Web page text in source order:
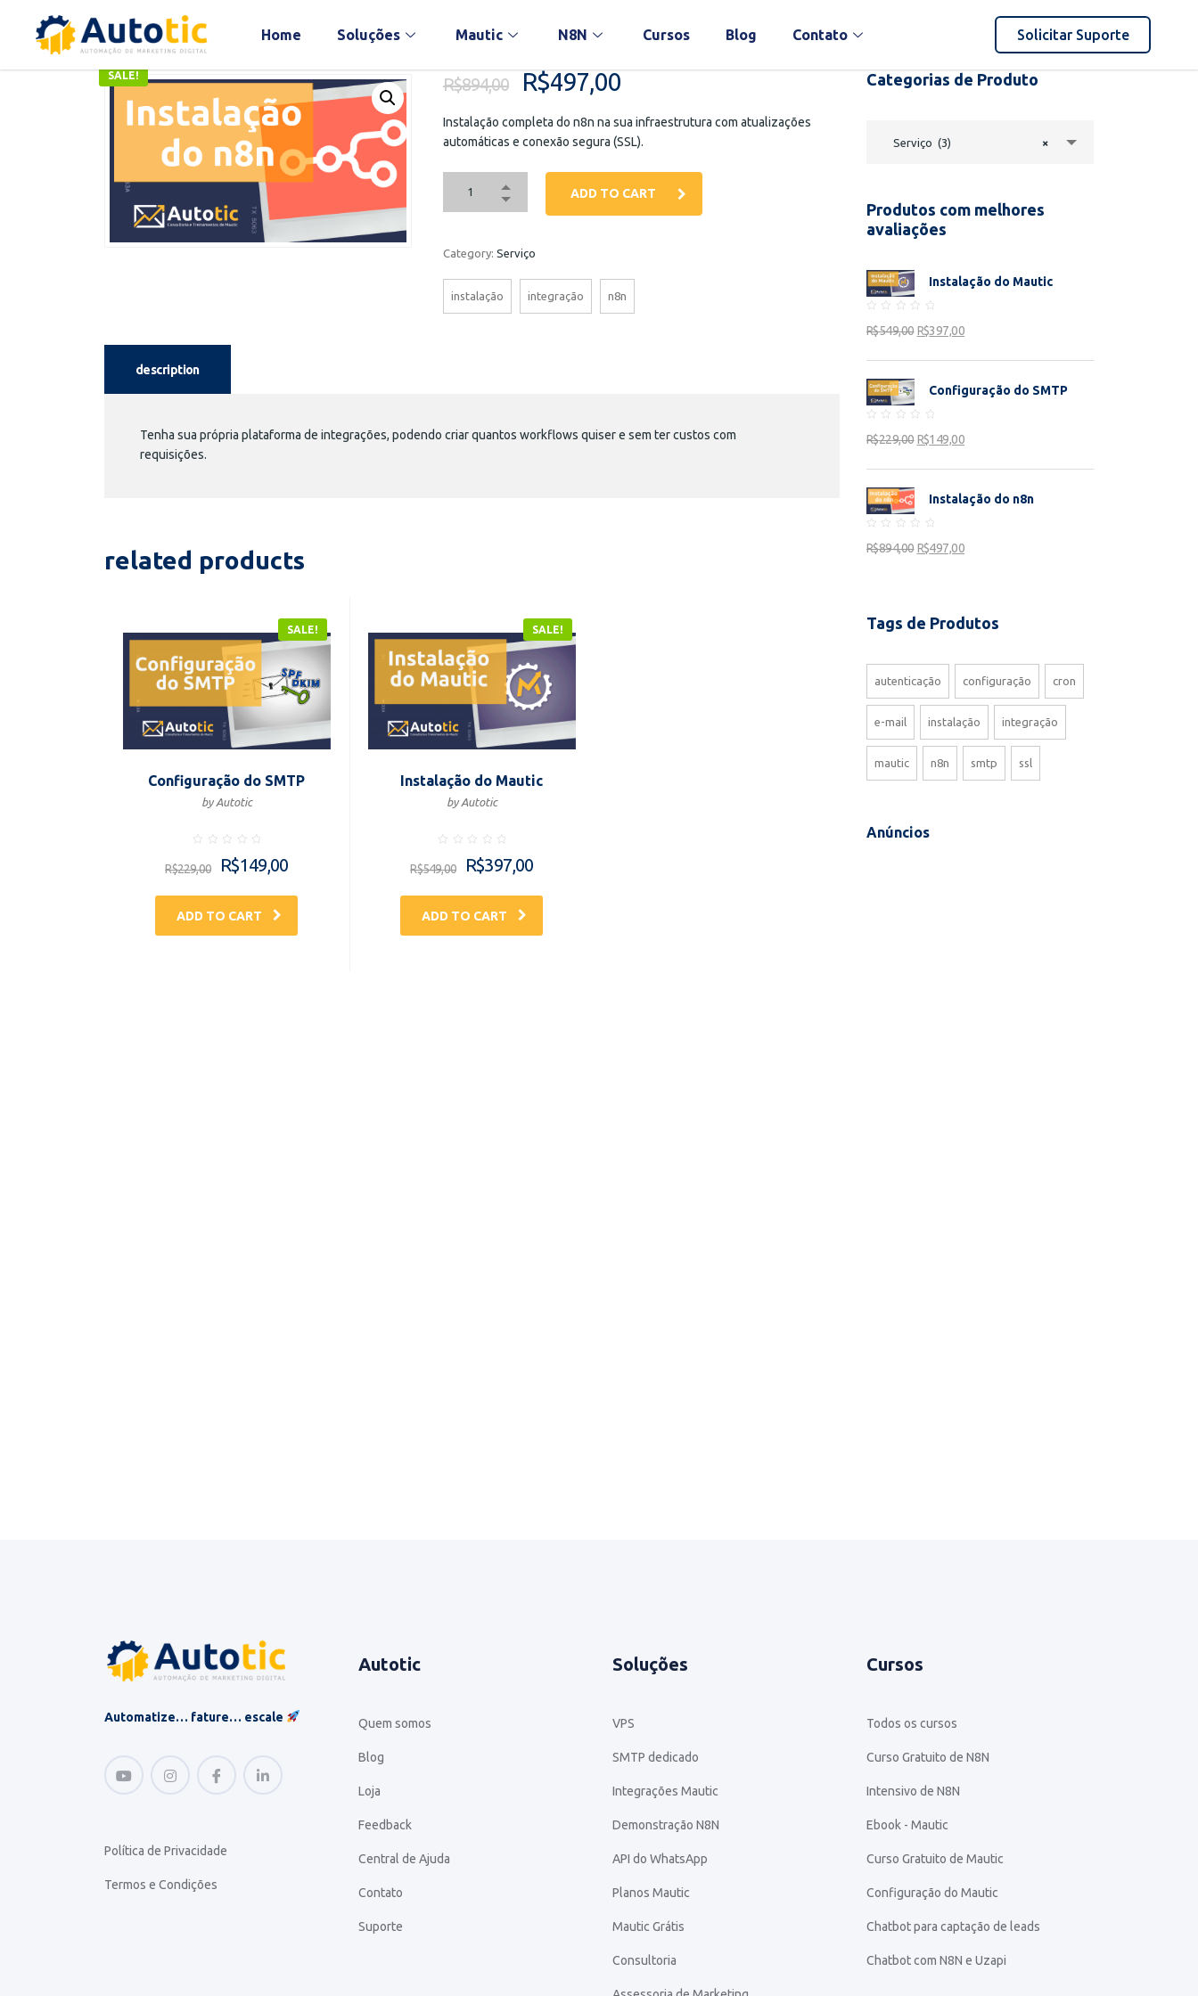
Home Soluções Mautic N8N Cursos Blog Contato Solicitar Suporte
SALE! R$894,00 R$497,00
Instalação completa do n8n na sua infraestrutura com atualizações
automáticas e conexão segura (SSL).
ADD TO CART
Category: Serviço
instalação integração n8n
description
Tenha sua própria plataforma de integrações, podendo criar quantos workflows quiser e sem ter custos com
requisições.
related products
SALE!
Configuração do SMTP
by Autotic
0
out
R$229,00 R$149,00
ADD TO CART
SALE!
Instalação do Mautic
by Autotic
0
out
R$549,00 R$397,00
ADD TO CART
Categorias de Produto
×
Serviço (3)
Produtos com melhores
avaliações
Instalação do Mautic
0
5
R$549,00 R$397,00
Configuração do SMTP
0
5
R$229,00 R$149,00
Instalação do n8n
0
R$894,00 R$497,00
Tags de Produtos
autenticação configuração cron
e-mail instalação integração
mautic n8n smtp ssl
Anúncios
Automatize… fature… escale
Política de Privacidade
Termos e Condições
Autotic
Quem somos
Blog
Loja
Feedback
Central de Ajuda
Contato
Suporte
Soluções
VPS
SMTP dedicado
Integrações Mautic
Demonstração N8N
API do WhatsApp
Planos Mautic
Mautic Grátis
Consultoria
Cursos
Todos os cursos
Curso Gratuito de N8N
Intensivo de N8N
Ebook - Mautic
Curso Gratuito de Mautic
Configuração do Mautic
Chatbot para captação de leads
Chatbot com N8N e Uzapi